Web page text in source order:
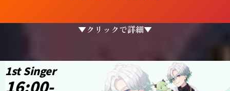
▼クリックで詳細▼
1st Singer
16:00-